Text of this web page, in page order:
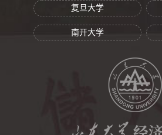
复旦大学
南开大学